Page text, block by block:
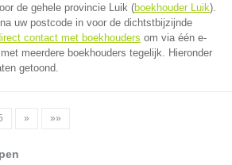
de gehele provincie Luik (boekhouder Luik).
uw postcode in voor de dichtstbijzijnde
contact met boekhouders om via één e-
meerdere boekhouders tegelijk. Hieronder
getoond.
» »»